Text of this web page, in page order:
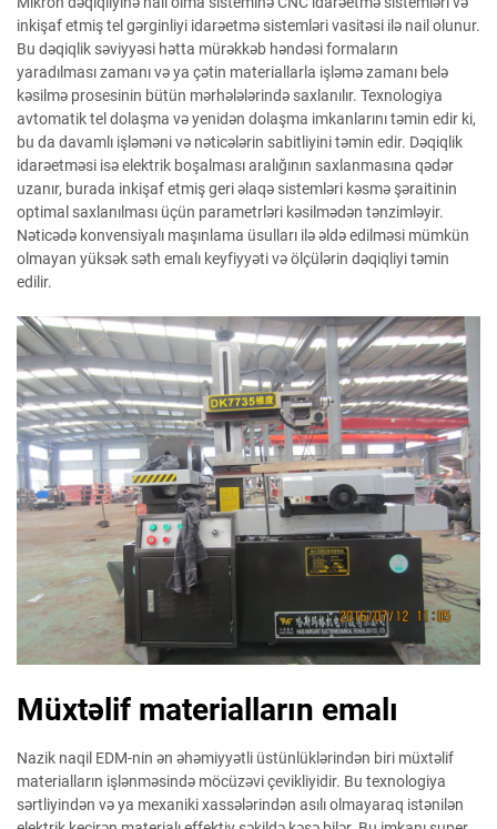
inkişaf etmiş tel gərginliyi idarəetmə sistemləri vasitəsi ilə nail olunur.
Bu dəqiqlik səviyyəsi hətta mürəkkəb həndəsi formaların
yaradılması zamanı və ya çətin materiallarla işləmə zamanı belə
kəsilmə prosesinin bütün mərhələlərində saxlanılır. Texnologiya
avtomatik tel dolaşma və yenidən dolaşma imkanlarını təmin edir ki,
bu da davamlı işləməni və nəticələrin sabitliyini təmin edir. Dəqiqlik
idarəetməsi isə elektrik boşalması aralığının saxlanmasına qədər
uzanır, burada inkişaf etmiş geri əlaqə sistemləri kəsmə şəraitinin
optimal saxlanılması üçün parametrləri kəsilmədən tənzimləyir.
Nəticədə konvensiyalı maşınlama üsulları ilə əldə edilməsi mümkün
olmayan yüksək səth emalı keyfiyyəti və ölçülərin dəqiqliyi təmin
edilir.
Müxtəlif materialların emalı
Nazik naqil EDM-nin ən əhəmiyyətli üstünlüklərindən biri müxtəlif
materialların işlənməsində möcüzəvi çevikliyidir. Bu texnologiya
sərtliyindən və ya mexaniki xassələrindən asılı olmayaraq istənilən